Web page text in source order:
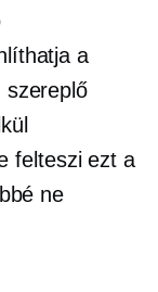
a
szereplő
felteszi ezt a
ne